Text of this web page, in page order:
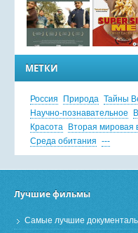
МЕТКИ
Россия Природа Тайны
Научно-познавательное
Красота
Вторая мировая
Среда обитания ---
Лучшие фильмы
Самые лучшие